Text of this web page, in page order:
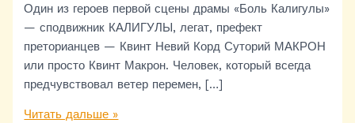
Один из героев первой сцены драмы «Боль Калигулы»
— сподвижник КАЛИГУЛЫ, легат, префект
преторианцев — Квинт Невий Корд Суторий МАКРОН
или просто Квинт Макрон. Человек, который всегда
предчувствовал ветер перемен, […]
Читать дальше »